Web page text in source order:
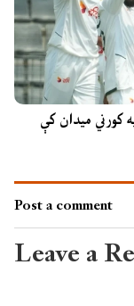
کورني میدان کې
Post a comment
Leave a